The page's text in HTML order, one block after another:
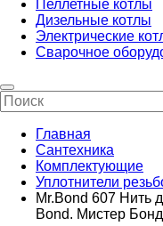
Пеллетные котлы
Дизельные котлы
Электрические
Сварочное
Главная
Сантехника
Комплектующие
Уплотнители
Mr.Bond 607 Нить
Bond. Мистер Бонд